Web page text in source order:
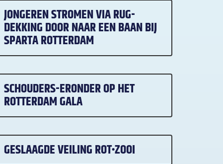
JONGEREN STROMEN VIA RUG-
DEKKING DOOR NAAR EEN BAAN BIJ
SPARTA ROTTERDAM
SCHOUDERS-ERONDER OP HET
ROTTERDAM GALA
GESLAAGDE VEILING ROT•ZOOI